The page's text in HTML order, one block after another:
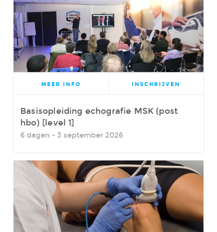
MEER INFO INSCHRIJVEN
Basisopleiding echografie MSK (post
hbo) [level 1]
6 dagen - 3 september 2026